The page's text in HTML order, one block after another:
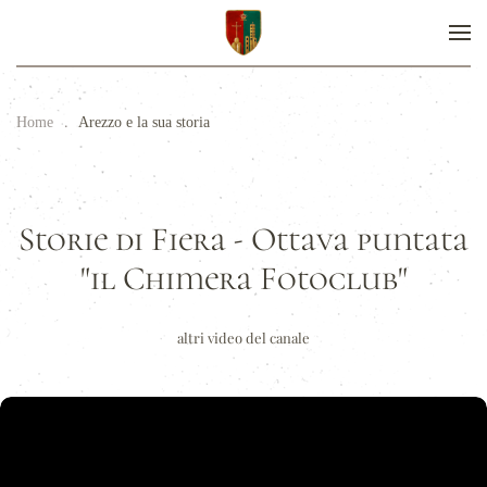
Home Arezzo e la sua storia
Storie di Fiera - Ottava puntata
"il Chimera Fotoclub"
altri video del canale